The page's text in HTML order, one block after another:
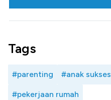
Tags
#parenting #anak sukses
#pekerjaan rumah